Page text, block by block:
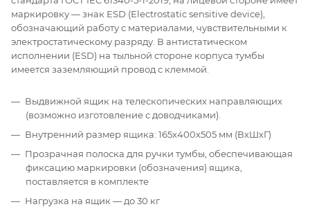
маркировку — знак ESD (Electrostatic sensitive device),
обозначающий работу с материалами, чувствительными к
электростатическому разряду. В антистатическом
исполнении (ESD) на тыльной стороне корпуса тумбы
имеется заземляющий провод с клеммой.
Выдвижной ящик на телескопических направляющих
(возможно изготовление с доводчиками).
Внутренний размер ящика: 165х400х505 мм (ВхШхГ)
Прозрачная полоска для ручки тумбы, обеспечивающая
фиксацию маркировки (обозначения) ящика,
поставляется в комплекте
Нагрузка на ящик — до 30 кг